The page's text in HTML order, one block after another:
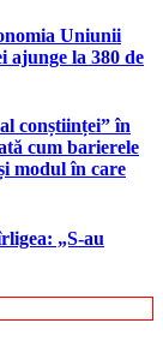
Uniunii
la 380 de
conștiinței” în
cum barierele
modul în care
„S-au